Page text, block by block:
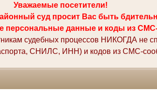
Уважаемые посетители!
суд просит Вас быть
персональные данные и коды из
судебных процессов НИКОГДА не
СНИЛС, ИНН) и кодов из СМС-